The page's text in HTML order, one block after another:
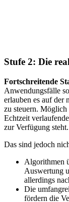
Stufe 2: Die
Fortschreitende
Anwendungsfälle
erlauben es auf der
zu steuern. Möglich
Echtzeit
zur Verfügung steht.
Das sind jedoch
Algorithmen
Auswertung
allerdings
Die
fördern die